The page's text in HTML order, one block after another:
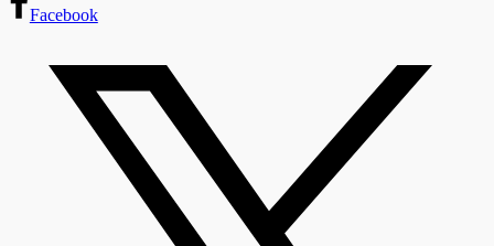
Facebook